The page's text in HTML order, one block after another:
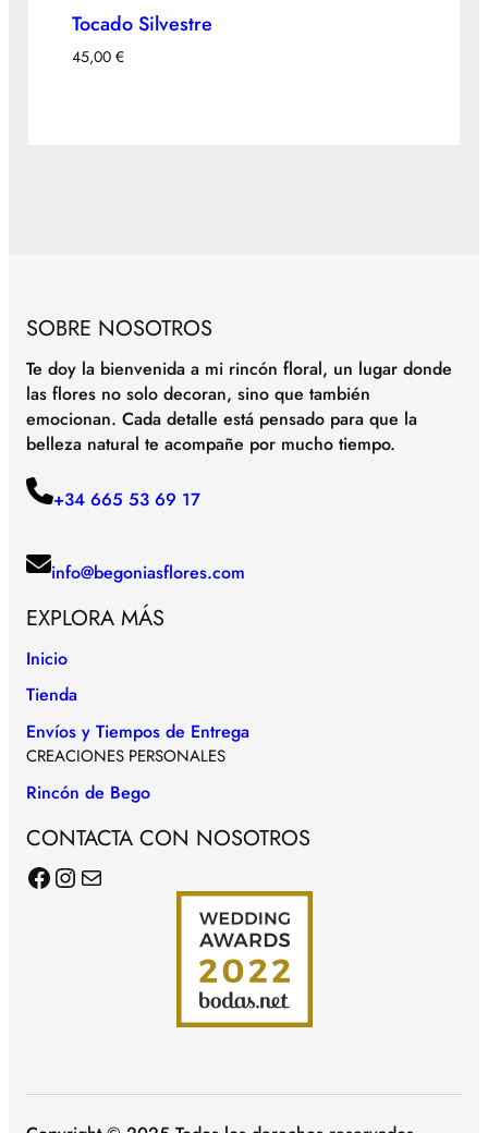
Tocado Silvestre
45,00 €
SOBRE NOSOTROS
Te doy la bienvenida a mi rincón floral, un lugar donde
las flores no solo decoran, sino que también
emocionan. Cada detalle está pensado para que la
belleza natural te acompañe por mucho tiempo.
+34 665 53 69 17
info@begoniasflores.com
EXPLORA MÁS
Inicio
Tienda
Envíos y Tiempos de Entrega
CREACIONES PERSONALES
Rincón de Bego
CONTACTA CON NOSOTROS
Facebook Instagram Correo electrónico